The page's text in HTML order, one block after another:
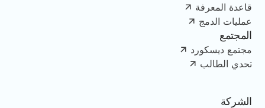
قاعدة المعرفة
عمليات الدمج
المجتمع
مجتمع ديسكورد
تحدي الطالب
الشركة